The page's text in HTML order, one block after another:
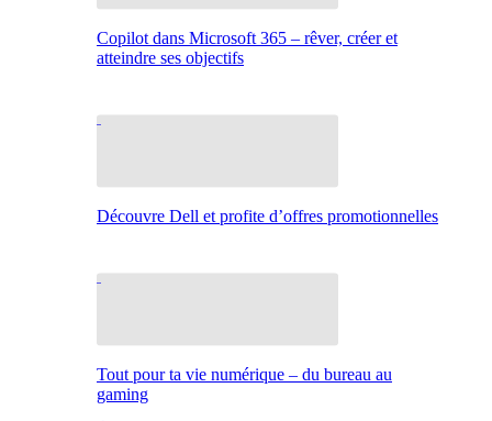
Copilot dans Microsoft 365 – rêver, créer et
atteindre ses objectifs
Découvre Dell et profite d’offres promotionnelles
Tout pour ta vie numérique – du bureau au
gaming